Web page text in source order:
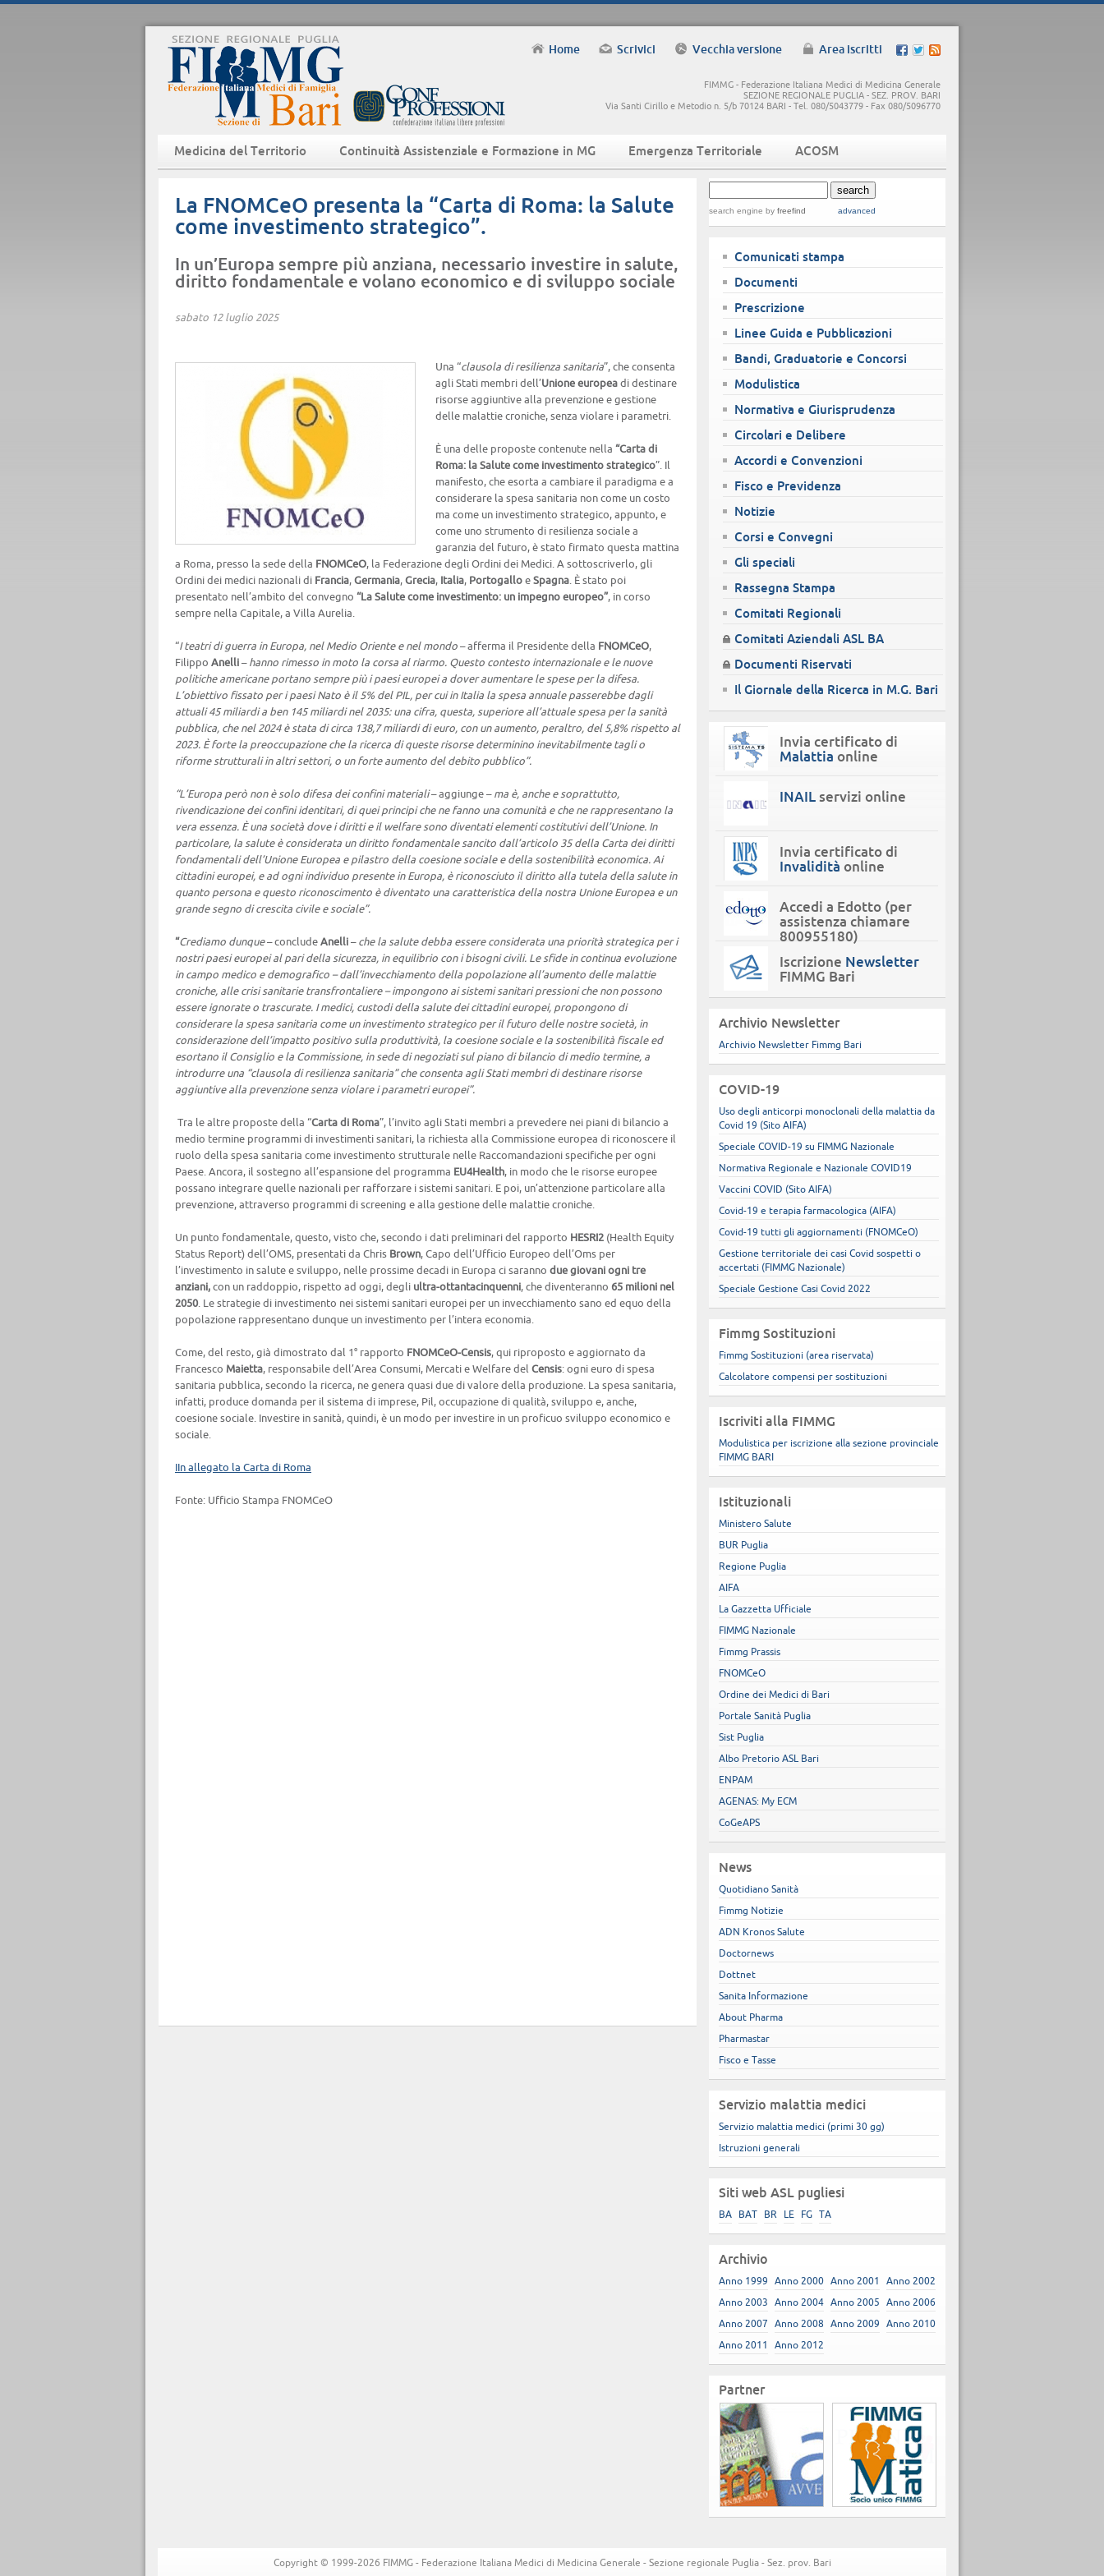
Home Scrivici Vecchia versione Area iscritti
Medicina del Territorio Continuità Assistenziale e Formazione in MG Emergenza Territoriale ACOSM
FIMMG - Federazione Italiana Medici di Medicina Generale
SEZIONE REGIONALE PUGLIA - SEZ. PROV. BARI
Via Santi Cirillo e Metodio n. 5/b 70124 BARI - Tel. 080/5043779 - Fax 080/5096770
search engine by freefind advanced
Comunicati stampa
Documenti
Prescrizione
Linee Guida e Pubblicazioni
Bandi, Graduatorie e Concorsi
Modulistica
Normativa e Giurisprudenza
Circolari e Delibere
Accordi e Convenzioni
Fisco e Previdenza
Notizie
Corsi e Convegni
Gli speciali
Rassegna Stampa
Comitati Regionali
Comitati Aziendali ASL BA
Documenti Riservati
Il Giornale della Ricerca in M.G. Bari
Invia certificato di
Malattia online
INAIL servizi online
Invia certificato di
Invalidità online
Accedi a Edotto (per
assistenza chiamare
800955180)
Iscrizione Newsletter
FIMMG Bari
Archivio Newsletter
Archivio Newsletter Fimmg Bari
COVID-19
Uso degli anticorpi monoclonali della malattia da
Covid 19 (Sito AIFA)
Speciale COVID-19 su FIMMG Nazionale
Normativa Regionale e Nazionale COVID19
Vaccini COVID (Sito AIFA)
Covid-19 e terapia farmacologica (AIFA)
Covid-19 tutti gli aggiornamenti (FNOMCeO)
Gestione territoriale dei casi Covid sospetti o
accertati (FIMMG Nazionale)
Speciale Gestione Casi Covid 2022
Fimmg Sostituzioni
Fimmg Sostituzioni (area riservata)
Calcolatore compensi per sostituzioni
Iscriviti alla FIMMG
Modulistica per iscrizione alla sezione provinciale
FIMMG BARI
Istituzionali
Ministero Salute
BUR Puglia
Regione Puglia
AIFA
La Gazzetta Ufficiale
FIMMG Nazionale
Fimmg Prassis
FNOMCeO
Ordine dei Medici di Bari
Portale Sanità Puglia
Sist Puglia
Albo Pretorio ASL Bari
ENPAM
AGENAS: My ECM
CoGeAPS
News
Quotidiano Sanità
Fimmg Notizie
ADN Kronos Salute
Doctornews
Dottnet
Sanita Informazione
About Pharma
Pharmastar
Fisco e Tasse
Servizio malattia medici
Servizio malattia medici (primi 30 gg)
Istruzioni generali
Siti web ASL pugliesi
BA BAT BR LE FG TA
Archivio
Anno 1999 Anno 2000 Anno 2001
Anno 2002
Anno 2003
Anno 2004 Anno 2005
Anno 2006
Anno 2007
Anno 2008 Anno 2009
Anno 2010
Anno 2011
Anno 2012
Partner
La FNOMCeO presenta la “Carta di Roma: la Salute
come investimento strategico”.
In un’Europa sempre più anziana, necessario investire in salute,
diritto fondamentale e volano economico e di sviluppo sociale
sabato 12 luglio 2025
Una “clausola di resilienza sanitaria”, che consenta
agli Stati membri dell’Unione europea di destinare
risorse aggiuntive alla prevenzione e gestione
delle malattie croniche, senza violare i parametri.
È una delle proposte contenute nella “Carta di
Roma: la Salute come investimento strategico”. Il
manifesto, che esorta a cambiare il paradigma e a
considerare la spesa sanitaria non come un costo
ma come un investimento strategico, appunto, e
come uno strumento di resilienza sociale a
garanzia del futuro, è stato firmato questa mattina
a Roma, presso la sede della FNOMCeO, la Federazione degli Ordini dei Medici. A sottoscriverlo, gli
Ordini dei medici nazionali di Francia, Germania, Grecia, Italia, Portogallo e Spagna . È stato poi
presentato nell’ambito del convegno “La Salute come investimento: un impegno europeo”, in corso
sempre nella Capitale, a Villa Aurelia.
“I teatri di guerra in Europa, nel Medio Oriente e nel mondo – afferma il Presidente della FNOMCeO,
Filippo Anelli – hanno rimesso in moto la corsa al riarmo. Questo contesto internazionale e le nuove
politiche americane portano sempre più i paesi europei a dover aumentare le spese per la difesa.
L’obiettivo fissato per i paesi Nato è il 5% del PIL, per cui in Italia la spesa annuale passerebbe dagli
attuali 45 miliardi a ben 145 miliardi nel 2035: una cifra, questa, superiore all’attuale spesa per la sanità
pubblica, che nel 2024 è stata di circa 138,7 miliardi di euro, con un aumento, peraltro, del 5,8% rispetto al
2023. È forte la preoccupazione che la ricerca di queste risorse determinino inevitabilmente tagli o
riforme strutturali in altri settori, o un forte aumento del debito pubblico”.
“L’Europa però non è solo difesa dei confini materiali– aggiunge –ma è, anche e soprattutto,
rivendicazione dei confini identitari, di quei principi che ne fanno una comunità e che ne rappresentano la
vera essenza. È una società dove i diritti e il welfare sono diventati elementi costitutivi dell’Unione. In
particolare, la salute è considerata un diritto fondamentale sancito dall’articolo 35 della Carta dei diritti
fondamentali dell’Unione Europea e pilastro della coesione sociale e della sostenibilità economica. Ai
cittadini europei, e ad ogni individuo presente in Europa, è riconosciuto il diritto alla tutela della salute in
quanto persona e questo riconoscimento è diventato una caratteristica della nostra Unione Europea e un
grande segno di crescita civile e sociale”.
“Crediamo dunque – conclude Anelli – che la salute debba essere considerata una priorità strategica per i
nostri paesi europei al pari della sicurezza, in equilibrio con i bisogni civili. Le sfide in continua evoluzione
in campo medico e demografico – dall’invecchiamento della popolazione all’aumento delle malattie
croniche, alle crisi sanitarie transfrontaliere – impongono ai sistemi sanitari pressioni che non possono
essere ignorate o trascurate. I medici, custodi della salute dei cittadini europei, propongono di
considerare la spesa sanitaria come un investimento strategico per il futuro delle nostre società, in
considerazione dell’impatto positivo sulla produttività, la coesione sociale e la sostenibilità fiscale ed
esortano il Consiglio e la Commissione, in sede di negoziati sul piano di bilancio di medio termine, a
introdurre una “clausola di resilienza sanitaria” che consenta agli Stati membri di destinare risorse
aggiuntive alla prevenzione senza violare i parametri europei”.
Tra le altre proposte della “Carta di Roma”, l’invito agli Stati membri a prevedere nei piani di bilancio a
medio termine programmi di investimenti sanitari, la richiesta alla Commissione europea di riconoscere il
ruolo della spesa sanitaria come investimento strutturale nelle Raccomandazioni specifiche per ogni
Paese. Ancora, il sostegno all’espansione del programma EU4Health, in modo che le risorse europee
possano integrare quelle nazionali per rafforzare i sistemi sanitari. E poi, un’attenzione particolare alla
prevenzione, attraverso programmi di screening e alla gestione delle malattie croniche.
Un punto fondamentale, questo, visto che, secondo i dati preliminari del rapporto HESRI2 (Health Equity
Status Report) dell’OMS, presentati da Chris Brown, Capo dell’Ufficio Europeo dell’Oms per
l’investimento in salute e sviluppo, nelle prossime decadi in Europa ci saranno due giovani ogni tre
anziani, con un raddoppio, rispetto ad oggi, degli ultra-ottantacinquenni, che diventeranno 65 milioni nel
2050. Le strategie di investimento nei sistemi sanitari europei per un invecchiamento sano ed equo della
popolazione rappresentano dunque un investimento per l’intera economia.
Come, del resto, già dimostrato dal 1° rapporto FNOMCeO-Censis, qui riproposto e aggiornato da
Francesco Maietta, responsabile dell’Area Consumi, Mercati e Welfare del Censis: ogni euro di spesa
sanitaria pubblica, secondo la ricerca, ne genera quasi due di valore della produzione. La spesa sanitaria,
infatti, produce domanda per il sistema di imprese, Pil, occupazione di qualità, sviluppo e, anche,
coesione sociale. Investire in sanità, quindi, è un modo per investire in un proficuo sviluppo economico e
sociale.
IIn allegato la Carta di Roma
Fonte: Ufficio Stampa FNOMCeO
Copyright © 1999-2026 FIMMG - Federazione Italiana Medici di Medicina Generale - Sezione regionale Puglia - Sez. prov. Bari